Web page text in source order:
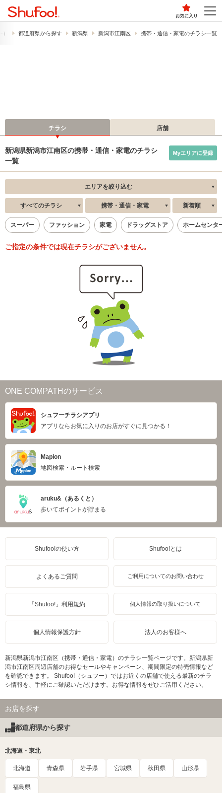
お気に入り
都道府県から探す 新潟県 新潟市江南区 携帯・通信・家電のチラシ一覧
チラシ 店舗
新潟県新潟市江南区の携帯・通信・家電のチラシ
一覧
Myエリアに登録
エリアを絞り込む
すべてのチラシ 携帯・通信・家電 新着順
スーパー ファッション 家電 ドラッグストア ホームセンタ
ご指定の条件では現在チラシがございません。
ONE COMPATHのサービス
シュフーチラシアプリ
アプリならお気に入りのお店がすぐに見つかる！
Mapion
地図検索・ルート検索
aruku&（あるくと）
歩いてポイントが貯まる
Shufoo!の使い方 Shufoo!とは
よくあるご質問 ご利用についてのお問い合わせ
「Shufoo!」利用規約 個人情報の取り扱いについて
個人情報保護方針 法人のお客様へ
新潟県新潟市江南区（携帯・通信・家電）のチラシ一覧ページです。新潟県新
潟市江南区周辺店舗のお得なセールやキャンペーン、期間限定の特売情報など
を確認できます。 Shufoo!（シュフー）ではお近くの店舗で使える最新のチラ
シ情報を、手軽にご確認いただけます。お得な情報をぜひご活用ください。
お店を探す
都道府県から探す
北海道・東北
北海道 青森県 岩手県 宮城県 秋田県 山形県
福島県